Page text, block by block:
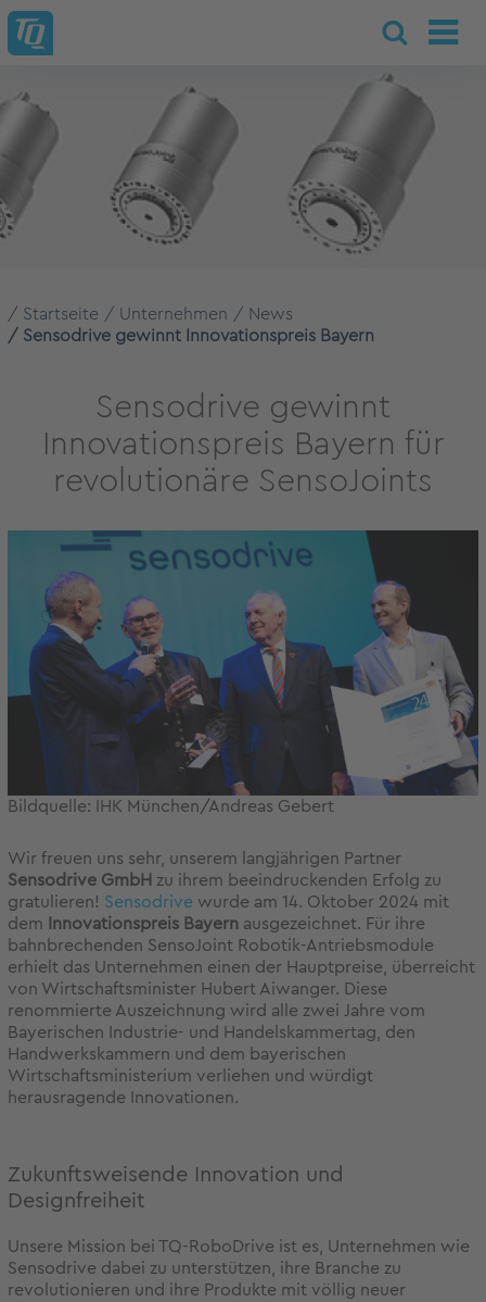
Startseite Unternehmen
News
Sensodrive gewinnt Innovationspreis Bayern
Sensodrive gewinnt
Innovationspreis Bayern für
revolutionäre SensoJoints
Bildquelle: IHK München/Andreas Gebert
Wir freuen uns sehr, unserem langjährigen Partner
Sensodrive GmbH zu ihrem beeindruckenden Erfolg zu
gratulieren! Sensodrive wurde am 14. Oktober 2024 mit
dem
Innovationspreis Bayern ausgezeichnet. Für ihre
bahnbrechenden SensoJoint Robotik-Antriebsmodule
erhielt das Unternehmen einen der Hauptpreise, überreicht
von Wirtschaftsminister Hubert Aiwanger. Diese
renommierte Auszeichnung wird alle zwei Jahre vom
Bayerischen Industrie- und Handelskammertag, den
Handwerkskammern und dem bayerischen
Wirtschaftsministerium verliehen und würdigt
herausragende Innovationen.
Zukunftsweisende Innovation und
Designfreiheit
Unsere Mission bei TQ-RoboDrive ist es, Unternehmen wie
Sensodrive dabei zu unterstützen, ihre Branche zu
revolutionieren und ihre Produkte mit völlig neuer